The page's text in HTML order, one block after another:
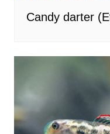
Candy darter